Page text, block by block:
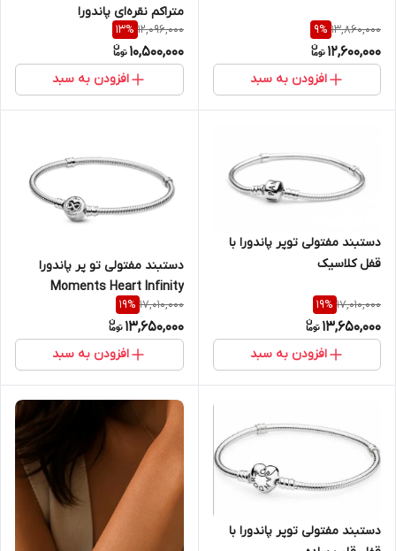
13,860,000
9%
12,600,000
افزودن به سبد
متراکم نقره‌ای پاندورا
12,096,000
13%
10,500,000
افزودن به سبد
دستبند مفتولی توپر پاندورا با
قفل کلاسیک
17,010,000
19%
13,650,000
افزودن به سبد
دستبند مفتولی تو پر پاندورا
Moments Heart Infinity
17,010,000
19%
13,650,000
افزودن به سبد
دستبند مفتولی توپر پاندورا با